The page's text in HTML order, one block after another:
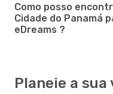
Como posso
Cidade do Panamá
eDreams ?
Planeie a sua